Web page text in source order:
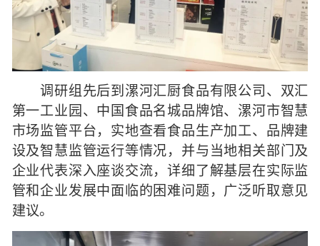
调研组先后到漯河汇厨食品有限公司、双汇
第一工业园、中国食品名城品牌馆、漯河市智慧
市场监管平台，实地查看食品生产加工、品牌建
设及智慧监管运行等情况，并与当地相关部门及
企业代表深入座谈交流，详细了解基层在实际监
管和企业发展中面临的困难问题，广泛听取意见
建议。